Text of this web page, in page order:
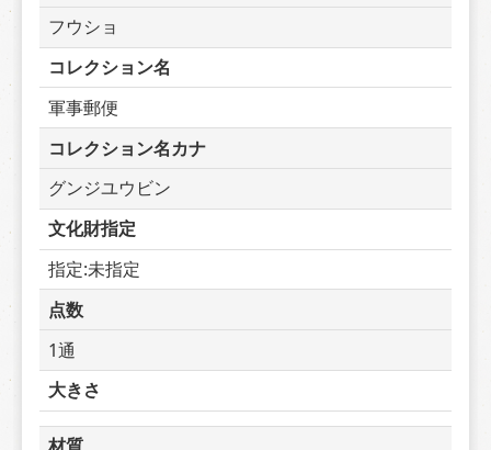
フウショ
コレクション名
軍事郵便
コレクション名カナ
グンジユウビン
文化財指定
指定:未指定
点数
1通
大きさ